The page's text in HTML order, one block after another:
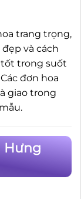
trang trọng,
và cách
tốt trong suốt
Các đơn hoa
giao trong
Hưng